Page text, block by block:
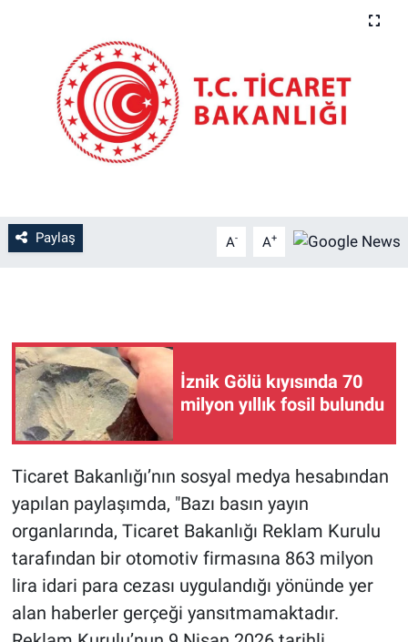
Paylaş A- A+
İznik Gölü kıyısında 70
milyon yıllık fosil bulundu
Ticaret Bakanlığı’nın sosyal medya hesabından
yapılan paylaşımda, "Bazı basın yayın
organlarında, Ticaret Bakanlığı Reklam Kurulu
tarafından bir otomotiv firmasına 863 milyon
lira idari para cezası uygulandığı yönünde yer
alan haberler gerçeği yansıtmamaktadır.